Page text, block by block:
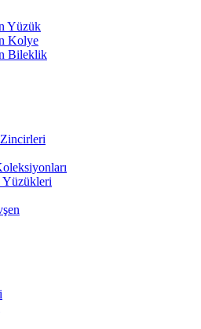
Yüzük
Kolye
Bileklik
Yüzükleri